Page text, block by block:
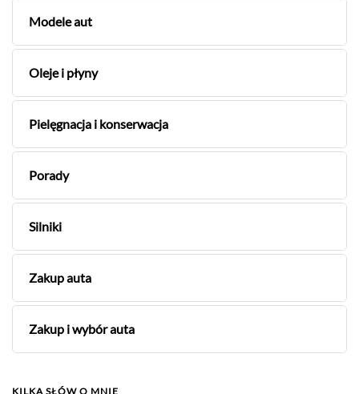
Modele aut
Oleje i płyny
Pielęgnacja i konserwacja
Porady
Silniki
Zakup auta
Zakup i wybór auta
KILKA SŁÓW O MNIE